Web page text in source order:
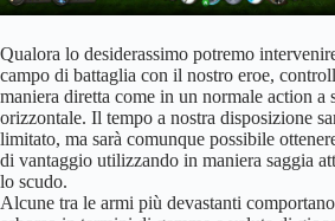
Qualora lo desiderassimo potremo
campo di battaglia con il nostro eroe,
maniera diretta come in un normale action a
orizzontale. Il tempo a nostra disposizione
limitato, ma sarà comunque possibile
di vantaggio utilizzando in maniera saggia
lo scudo.
Alcune tra le armi più devastanti